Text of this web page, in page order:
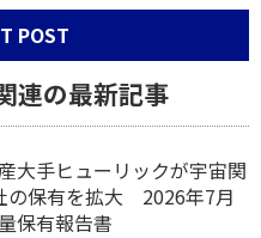
POST
連の最新記事
大手ヒューリックが宇宙関
の保有を拡大 2026年7月
保有報告書